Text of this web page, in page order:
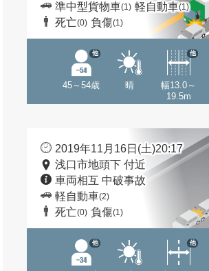
準中型貨物車(1) 軽自動車(1)
死亡(0) 負傷(1)
45～54歳
他
晴
幅13.0～
19.5m
他
2019年11月16日(土)20:17
浅口市地頭下 付近
車両相互 中破事故
軽自動車(2)
死亡(0) 負傷(1)
他 他